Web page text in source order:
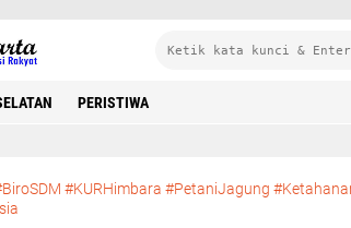
PERISTIWA
#KURHimbara #PetaniJagung